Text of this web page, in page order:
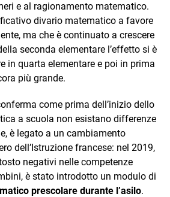
e al ragionamento matematico.
divario matematico a favore
ma che è continuato a crescere
seconda elementare l’effetto si è
in quarta elementare e poi in prima
più grande.
come prima dell’inizio dello
a scuola non esistano differenze
è legato a un cambiamento
dell’Istruzione francese: nel 2019,
negativi nelle competenze
è stato introdotto un modulo di
prescolare durante l’asilo.